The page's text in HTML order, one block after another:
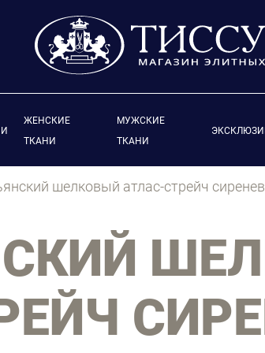
ЖЕНСКИЕ
ТКАНИ
МУЖСКИЕ
ТКАНИ
шелковый атлас-стрейч